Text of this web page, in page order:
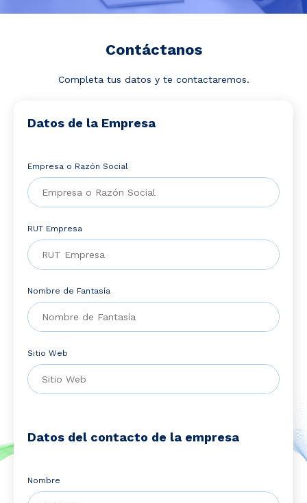
Contáctanos
Completa tus datos y te contactaremos.
Datos de la Empresa
Empresa o Razón Social
RUT Empresa
Nombre de Fantasía
Sitio Web
Datos del contacto de la empresa
Nombre